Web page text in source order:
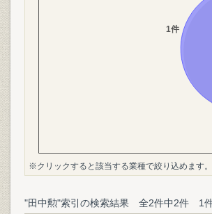
※クリックすると該当する業種で絞り込めます。
"田中勲"索引の検索結果 全2件中2件 1